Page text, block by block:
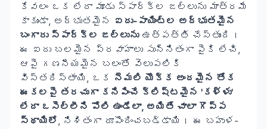
కేవలం ఒక లేదా మూడు స్పార్క్‌ల జల్లును మాత్రమే
కాకుండా, అద్భుతమైన ఐదు-పాయింట్ల అద్భుతమైన
బంగారు స్పార్క్‌ల జల్లునుఉత్పత్తి చేస్తుంది।
ఈ ఐదు బలమైన ప్రవాహాలు సున్నితంగా పైకి లేచి,
ఆపై గణనీయమైన బలంతో వెలుపలికి
విస్తరిస్తాయి, ఒక నెమలి యొక్క అందమైన తోక
ఈకలపై తరచుగా కనిపించే క్లిష్టమైన 'కళ్ళు'
లేదా ఒసెల్లీని పోలి ఉండేలా, అయితే చాలా గొప్ప
స్థాయిలో, నిశితంగా రూపొందించబడ్డాయి। ఈ బహుళ-